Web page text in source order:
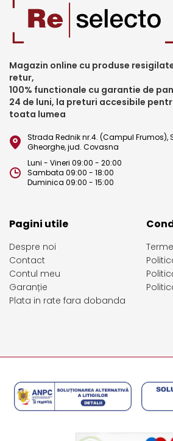
Magazin online cu produse
retur,
100% functionale cu garantie de
24 de luni, la preturi accesibile
toata lumea
Strada Rednik nr.4. (Campul Frumos),
Gheorghe, jud. Covasna
Luni - Vineri 09:00 - 20:00
Sambata 09:00 - 18:00
Duminica 09:00 - 15:00
Pagini utile
Despre noi
Contact
Contul meu
Garanție
Plata in rate fara dobanda